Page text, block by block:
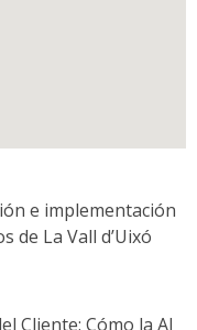
e implementación
de La Vall d’Uixó
Cliente: Cómo la AI